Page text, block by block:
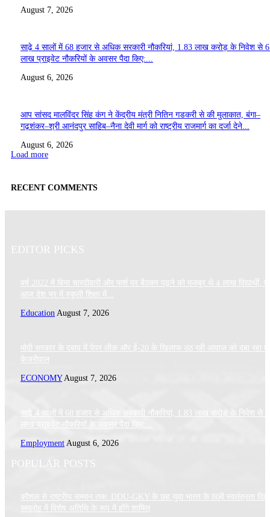
August 7, 2026
साढ़े 4 सालों में 68 हजार से अधिक सरकारी नौकरियां, 1.83 लाख करोड़ के निवेश से
लाख प्राइवेट नौकरियों के अवसर पैदा किए:...
August 6, 2026
आप सांसद मालविंदर सिंह कंग ने केंद्रीय मंत्री नितिन गडकरी से की मुलाकात, बंगा–
गढ़शंकर–श्री आनंदपुर साहिब–नैना देवी मार्ग को राष्ट्रीय राजमार्ग का दर्जा देने...
August 6, 2026
Load more
RECENT COMMENTS
EDITOR PICKS
वर्ष 2022 में बिना चारदीवारी और फर्श पर बैठकर पढ़ने को मजबूर थे 4 लाख विद्यार्थी,
आज देश भर में स्कूली शिक्षा में...
Education August 7, 2026
मोदी सरकार के दबाव में पेपर लीक और ई-20 के खिलाफ उठ रही आवाज को दबा रहा
केजरीवाल
ECONOMY August 7, 2026
साढ़े 4 सालों में 68 हजार से अधिक सरकारी नौकरियां, 1.83 लाख करोड़ के निवेश से
लाख प्राइवेट नौकरियों के अवसर पैदा किए:...
Employment August 6, 2026
POPULAR POSTS
कौशल से राष्ट्रीय सम्मान तक: DDU-GKY के छह युवा भारत के 80वें स्वतंत्रता
समारोह में विशेष अतिथि के रूप में होंगे शामिल